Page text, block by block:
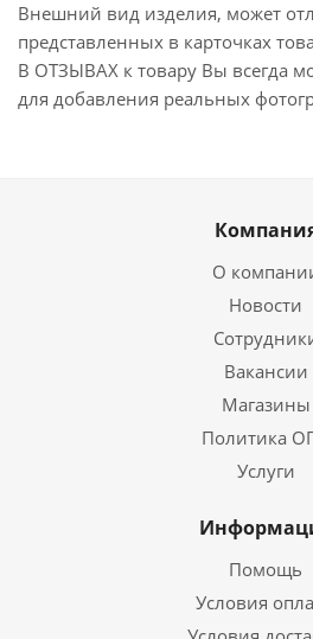
Внешний вид изделия, может
представленных в карточках
В ОТЗЫВАХ к товару Вы всегда
для добавления реальных
О
Новости
Вакансии
Магазины
Политика
Услуги
Помощь
Условия